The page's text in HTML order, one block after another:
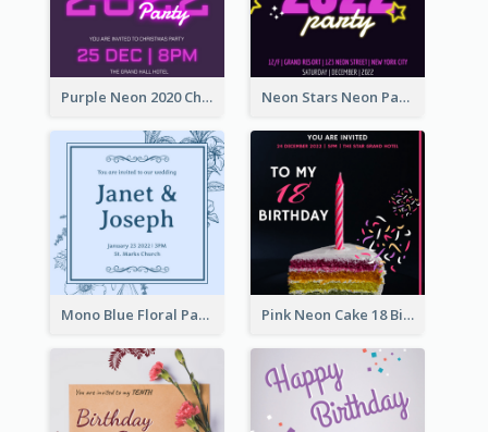
Purple Neon 2020 Christmas Party Invitation Neon Stars Neon Party 2020 Invitation
Mono Blue Floral Pattern Wedding Invitation Pink Neon Cake 18 Birthday Invitation